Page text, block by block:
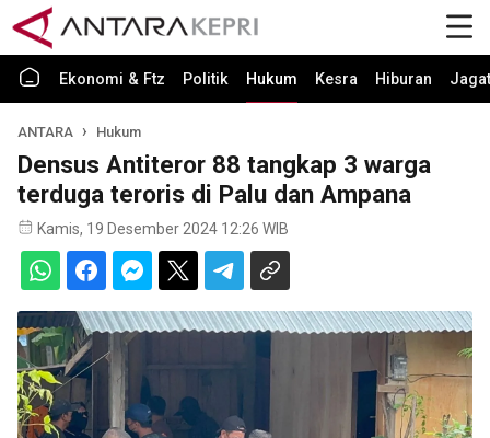
Ekonomi & Ftz Politik Hukum Kesra Hiburan Jagat
ANTARA Hukum
Densus Antiteror 88 tangkap 3 warga
terduga teroris di Palu dan Ampana
Kamis, 19 Desember 2024 12:26 WIB